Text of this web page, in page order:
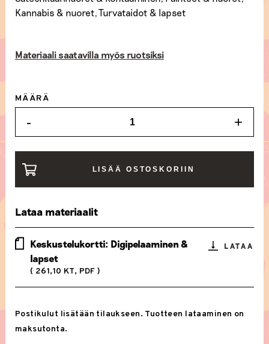
Kannabis & nuoret, Turvataidot & lapset
Materiaali saatavilla myös ruotsiksi
MÄÄRÄ
-
DIGITAALINEN
LAPSET
MÄÄRÄ
+
LISÄÄ OSTOSKORIIN
Lataa materiaalit
Keskustelukortti: Digipelaaminen &
lapset
( 261,10 KT, PDF )
LATAA
Postikulut lisätään tilaukseen. Tuotteen lataaminen on
maksutonta.